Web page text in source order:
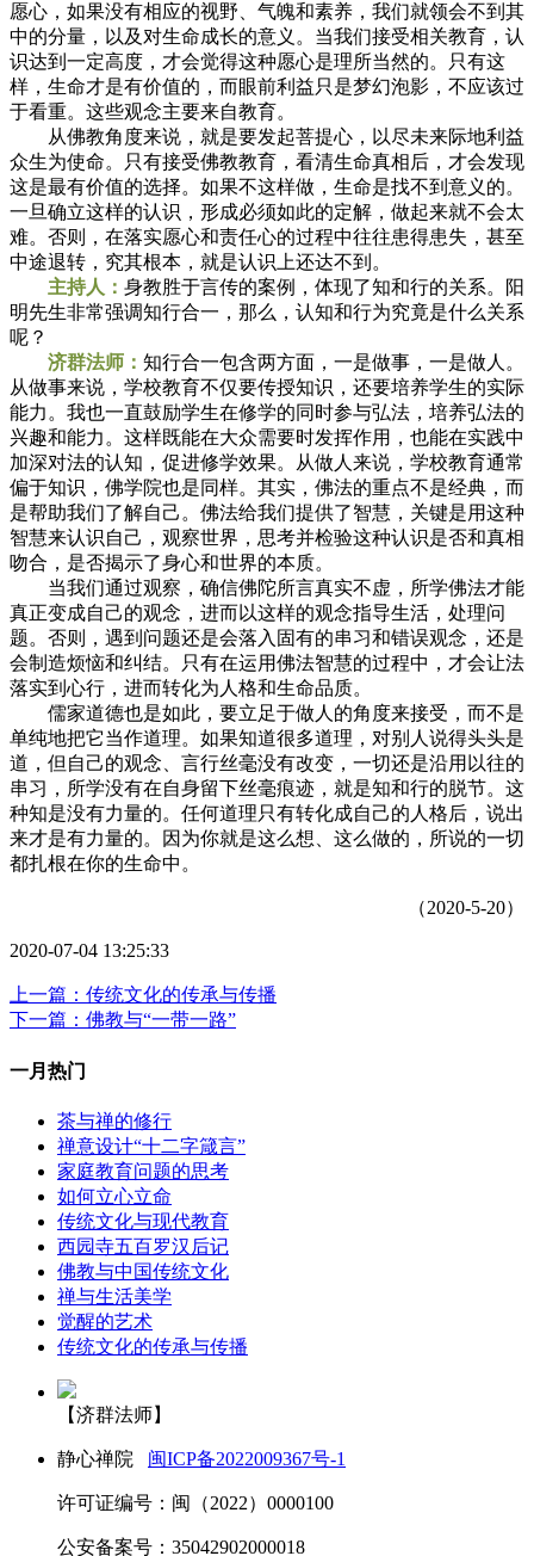
愿心，如果没有相应的视野、气魄和素养，我们就领会不到其
中的分量，以及对生命成长的意义。当我们接受相关教育，认
识达到一定高度，才会觉得这种愿心是理所当然的。只有这
样，生命才是有价值的，而眼前利益只是梦幻泡影，不应该过
于看重。这些观念主要来自教育。
从佛教角度来说，就是要发起菩提心，以尽未来际地利益
众生为使命。只有接受佛教教育，看清生命真相后，才会发现
这是最有价值的选择。如果不这样做，生命是找不到意义的。
一旦确立这样的认识，形成必须如此的定解，做起来就不会太
难。否则，在落实愿心和责任心的过程中往往患得患失，甚至
中途退转，究其根本，就是认识上还达不到。
主持人： 身教胜于言传的案例，体现了知和行的关系。阳
明先生非常强调知行合一，那么，认知和行为究竟是什么关系
呢？
济群法师： 知行合一包含两方面，一是做事，一是做人。
从做事来说，学校教育不仅要传授知识，还要培养学生的实际
能力。我也一直鼓励学生在修学的同时参与弘法，培养弘法的
兴趣和能力。这样既能在大众需要时发挥作用，也能在实践中
加深对法的认知，促进修学效果。从做人来说，学校教育通常
偏于知识，佛学院也是同样。其实，佛法的重点不是经典，而
是帮助我们了解自己。佛法给我们提供了智慧，关键是用这种
智慧来认识自己，观察世界，思考并检验这种认识是否和真相
吻合，是否揭示了身心和世界的本质。
当我们通过观察，确信佛陀所言真实不虚，所学佛法才能
真正变成自己的观念，进而以这样的观念指导生活，处理问
题。否则，遇到问题还是会落入固有的串习和错误观念，还是
会制造烦恼和纠结。只有在运用佛法智慧的过程中，才会让法
落实到心行，进而转化为人格和生命品质。
儒家道德也是如此，要立足于做人的角度来接受，而不是
单纯地把它当作道理。如果知道很多道理，对别人说得头头是
道，但自己的观念、言行丝毫没有改变，一切还是沿用以往的
串习，所学没有在自身留下丝毫痕迹，就是知和行的脱节。这
种知是没有力量的。任何道理只有转化成自己的人格后，说出
来才是有力量的。因为你就是这么想、这么做的，所说的一切
都扎根在你的生命中。
（2020-5-20）
2020-07-04 13:25:33
上一篇：传统文化的传承与传播
下一篇：佛教与“一带一路”
一月热门
茶与禅的修行
禅意设计“十二字箴言”
家庭教育问题的思考
如何立心立命
传统文化与现代教育
西园寺五百罗汉后记
佛教与中国传统文化
禅与生活美学
觉醒的艺术
传统文化的传承与传播
【济群法师】
静心禅院 闽ICP备2022009367号-1
许可证编号：闽（2022）0000100
公安备案号：35042902000018